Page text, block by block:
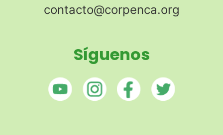
contacto@corpenca.org
Síguenos